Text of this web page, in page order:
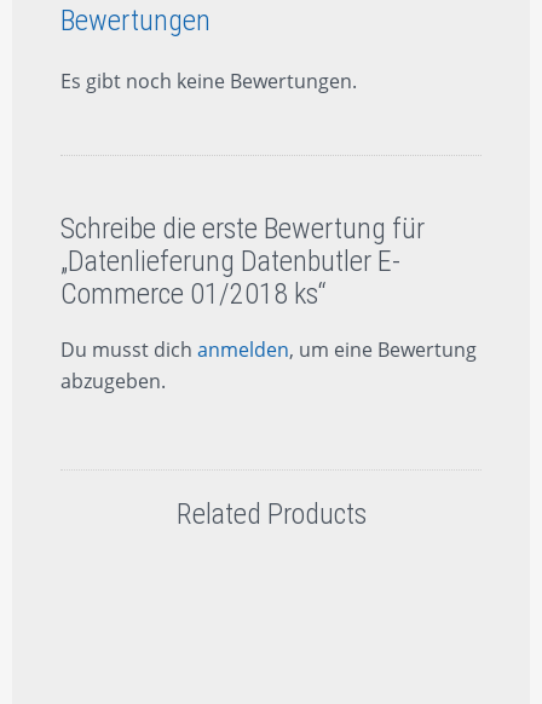
Bewertungen
Es gibt noch keine Bewertungen.
Schreibe die erste Bewertung für
„Datenlieferung Datenbutler E-
Commerce 01/2018 ks“
Du musst dich anmelden, um eine Bewertung
abzugeben.
Related Products